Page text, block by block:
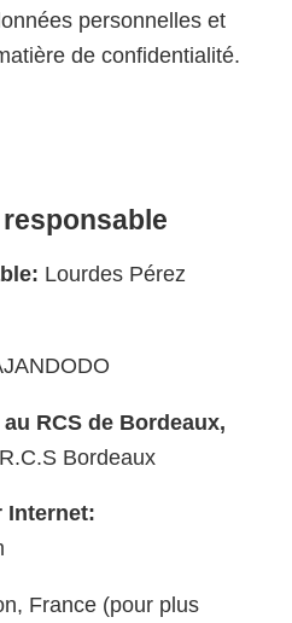
personnelles et
de confidentialité.
Lourdes Pérez
RCS de Bordeaux,
Bordeaux
Internet:
France (pour plus